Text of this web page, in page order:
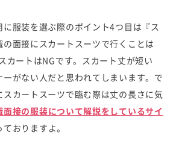
服装を選ぶ際のポイント4つ目は『ス
の面接にスカートスーツで行くことは
カートはNGです。スカート丈が短い
ーがない人だと思われてしまいます。で
スカートスーツで臨む際は丈の長さに気
面接の服装について解説をしているサイ
おりますよ。